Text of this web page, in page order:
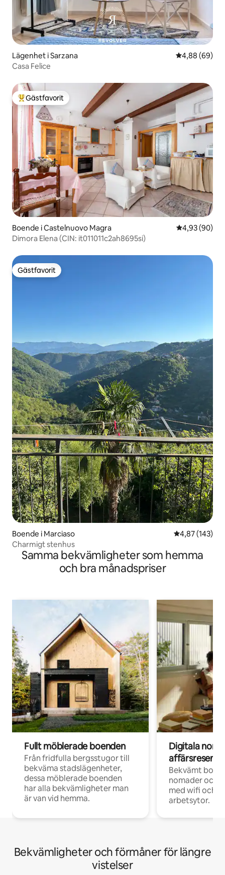
Lägenhet i Sarzana 4,88 av 5 i
4,88 (69)
Casa Felice
Populär gästfavorit
Gästfavorit
Boende i Castelnuovo Magra 4,93 av 5 i
4,93 (90)
Dimora Elena (CIN: it011011c2ah8695si)
Gästfavorit
Gästfavorit
Boende i Marciaso 4,87 av 5 i
4,87 (143)
Charmigt stenhus
Samma bekvämligheter som hemma
och bra månadspriser
Fullt möblerade boenden
Från fridfulla bergsstugor till
bekväma stadslägenheter,
dessa möblerade boenden
har alla bekvämligheter man
är van vid hemma.
Digitala
Bekvämt
nomader och
med wifi och
arbetsytor.
Bekvämligheter och förmåner för längre
vistelser